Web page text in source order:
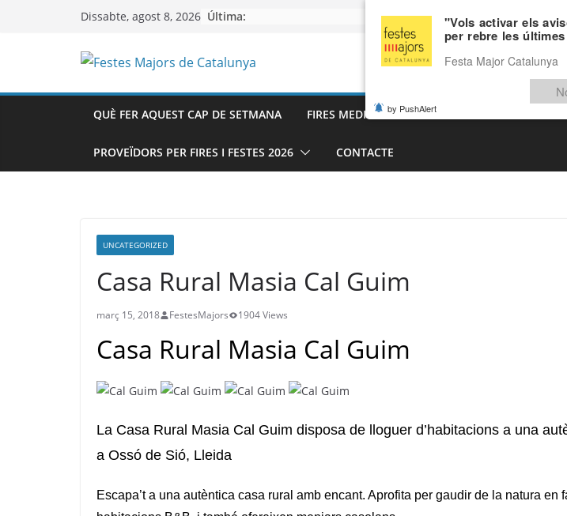
Dissabte, agost 8, 2026 Última:
QUÈ FER AQUEST CAP DE SETMANA FIRES MEDIEVALS – AGENDA DE FIRES
PROVEÏDORS PER FIRES I FESTES 2026 CONTACTE
UNCATEGORIZED
Casa Rural Masia Cal Guim
març 15, 2018 FestesMajors 1904 Views
Casa Rural Masia Cal Guim
La Casa Rural Masia Cal Guim disposa de lloguer d’habitacions a una
a Ossó de Sió, Lleida
Escapa’t a una autèntica casa rural amb encant. Aprofita per gaudir de la natura en
"Vols activar els
per rebre les
Festa Major Catalunya
by PushAlert